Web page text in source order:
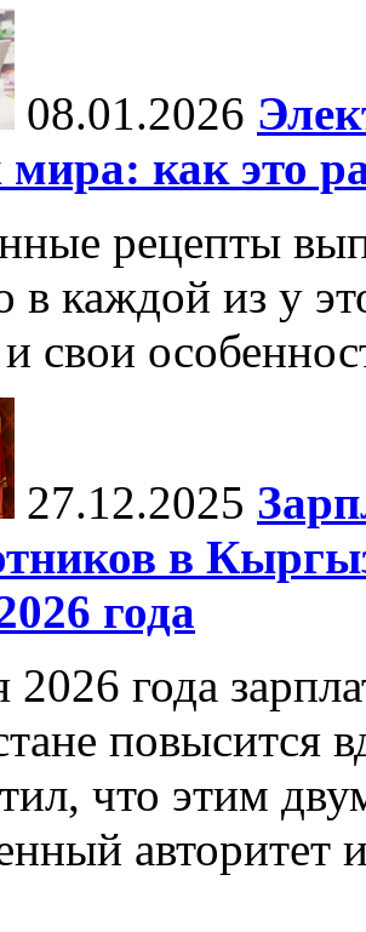
08.01.2026
мира: как это
рецепты
каждой из у
свои
27.12.2025
в
года
2026 года
повысится
что этим